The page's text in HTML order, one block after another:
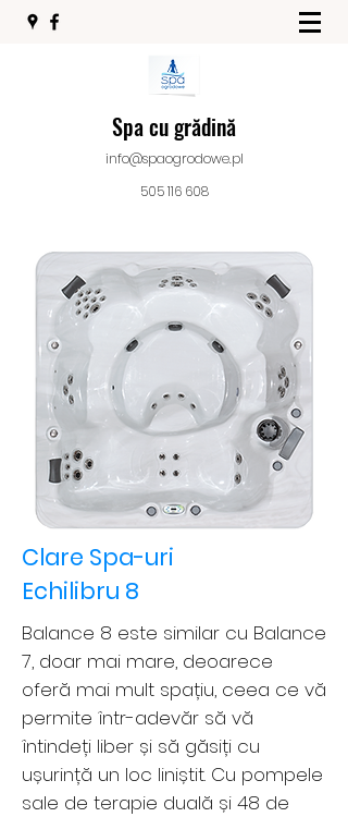
Spa cu grădină
info@spaogrodowe.pl
505 116 608
Clare Spa-uri
Echilibru 8
Balance 8 este similar cu Balance
7, doar mai mare, deoarece
oferă mai mult spațiu, ceea ce vă
permite într-adevăr să vă
întindeți liber și să găsiți cu
ușurință un loc liniștit. Cu pompele
sale de terapie duală și 48 de